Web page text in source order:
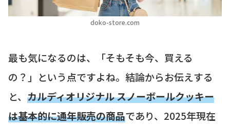
doko-store.com
最も気になるのは、「そもそも今、買える
の？」という点ですよね。結論からお伝えする
と、 カルディオリジナル スノーボールクッキー
は基本的に通年販売の商品であり、2025年現在